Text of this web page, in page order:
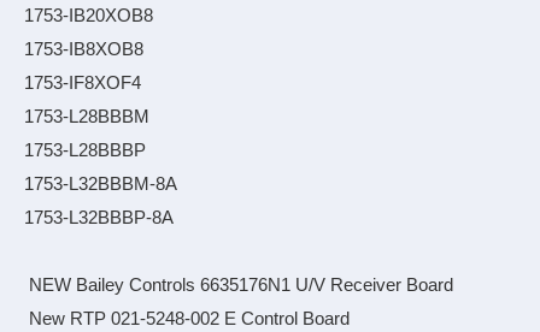
1753-IB20XOB8
1753-IB8XOB8
1753-IF8XOF4
1753-L28BBBM
1753-L28BBBP
1753-L32BBBM-8A
1753-L32BBBP-8A
NEW Bailey Controls 6635176N1 U/V Receiver Board
New RTP 021-5248-002 E Control Board